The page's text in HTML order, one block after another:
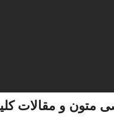
متون و مقالات